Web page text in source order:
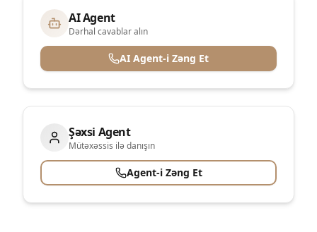
AI Agent
Dərhal cavablar alın
AI Agent-i Zəng Et
Şəxsi Agent
Mütəxəssis ilə danışın
Agent-i Zəng Et